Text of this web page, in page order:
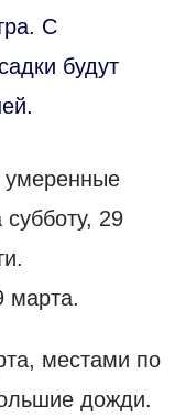
С
будут
29
марта.
местами по
дожди.